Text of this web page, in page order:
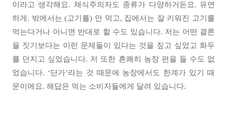
이라고 생각해요. 채식주의자도 종류가 다양하거든요. 유연
하게. 밖에서는 (고기를) 안 먹고, 집에서는 잘 키워진 고기를
먹는다거나 아니면 반대로 할 수도 있습니다. 저는 어떤 결론
을 짓기보다는 이런 문제들이 있다는 것을 짚고 싶었고 화두
를 던지고 싶었습니다. 저 또한 흔쾌히 농장 편을 들 수도 없
었습니다. ‘단가’라는 것 때문에 농장에서도 한계가 있기 때
문이에요. 해답은 먹는 소비자들에게 달려 있습니다.